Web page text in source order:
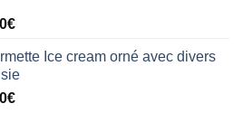
19,00€.
€Le
actuel
est :
19,00€.
Ice cream orné avec divers
€Le